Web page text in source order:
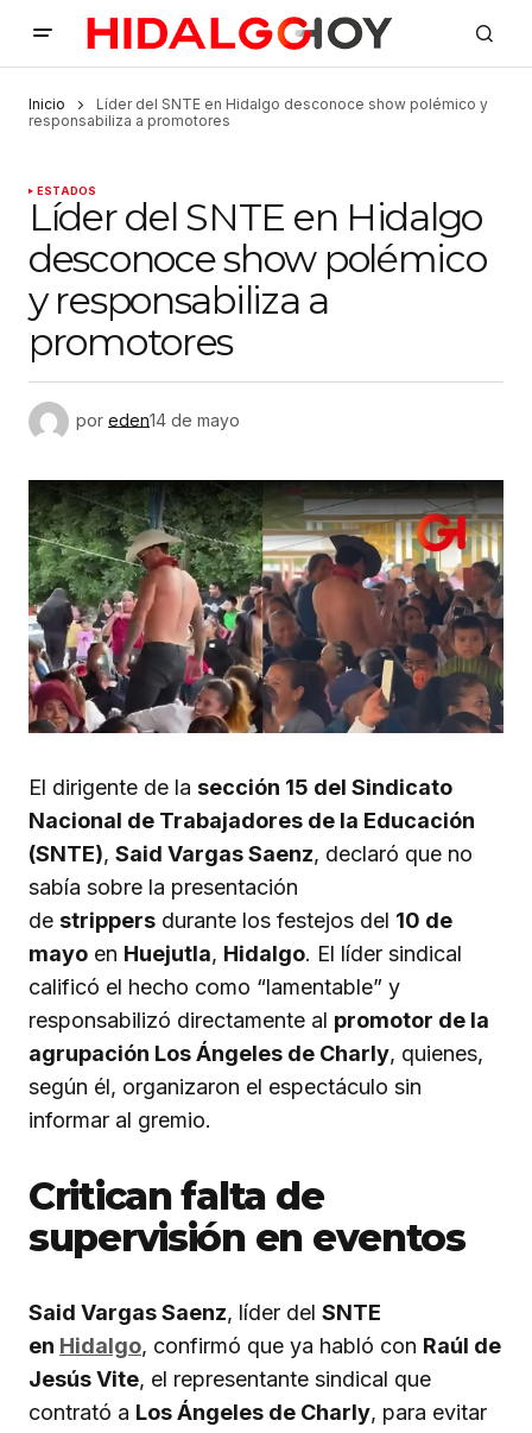
Inicio
Líder del SNTE en Hidalgo desconoce show polémico y
responsabiliza a promotores
ESTADOS
Líder del SNTE en Hidalgo
desconoce show polémico
y responsabiliza a
promotores
por eden14 de mayo
El dirigente de la sección 15 del Sindicato
Nacional de Trabajadores de la Educación
(SNTE), Said Vargas Saenz, declaró que no
sabía sobre la presentación
de strippers durante los festejos del 10 de
mayo en Huejutla, Hidalgo. El líder sindical
calificó el hecho como “lamentable” y
responsabilizó directamente al promotor de la
agrupación Los Ángeles de Charly, quienes,
según él, organizaron el espectáculo sin
informar al gremio.
Critican falta de
supervisión en eventos
Said Vargas Saenz, líder del SNTE
en Hidalgo, confirmó que ya habló con Raúl de
Jesús Vite, el representante sindical que
contrató a Los Ángeles de Charly, para evitar